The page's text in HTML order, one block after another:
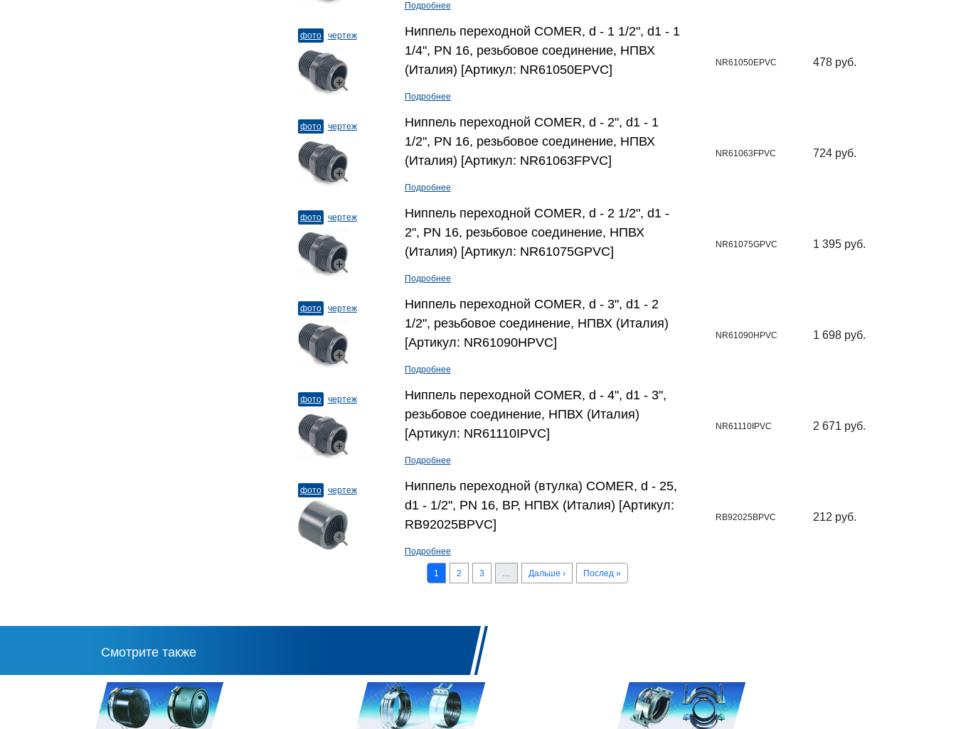
Подробнее
фото чертеж
Ниппель переходной COMER, d - 1 1/2", d1 - 1
1/4", PN 16, резьбовое соединение, НПВХ
(Италия) [Артикул: NR61050EPVC]
Подробнее
NR61050EPVC 478 руб.
фото чертеж
Ниппель переходной COMER, d - 2", d1 - 1
1/2", PN 16, резьбовое соединение, НПВХ
(Италия) [Артикул: NR61063FPVC]
Подробнее
NR61063FPVC 724 руб.
фото чертеж
Ниппель переходной COMER, d - 2 1/2", d1 -
2", PN 16, резьбовое соединение, НПВХ
(Италия) [Артикул: NR61075GPVC]
Подробнее
NR61075GPVC 1 395 руб.
фото чертеж
Ниппель переходной COMER, d - 3", d1 - 2
1/2", резьбовое соединение, НПВХ (Италия)
[Артикул: NR61090HPVC]
Подробнее
NR61090HPVC 1 698 руб.
фото чертеж
Ниппель переходной COMER, d - 4", d1 - 3",
резьбовое соединение, НПВХ (Италия)
[Артикул: NR61110IPVC]
Подробнее
NR61110IPVC 2 671 руб.
фото чертеж
Ниппель переходной (втулка) COMER, d - 25,
d1 - 1/2", PN 16, ВР, НПВХ (Италия) [Артикул:
RB92025BPVC]
Подробнее
RB92025BPVC 212 руб.
1 2 3 Дальше › Послед »
Смотрите также